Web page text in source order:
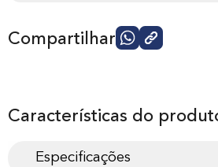
Compartilhar
Características do
Especificações